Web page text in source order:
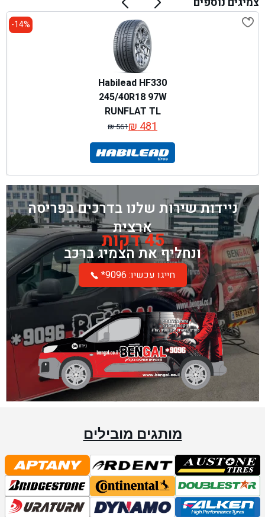
14%-
Habilead HF330
245/40R18 97W
RUNFLAT TL
₪561
המחיר
המקורי
היה:
₪ 561.
₪481 המחיר
הנוכחי
הוא:
₪ 481.
ניידות שירות שלנו בדרכים בפריסה
ארצית
45 דקות
ונחליף את הצמיג ברכב
*חייגו עכשיו: 9096
מותגים מובילים